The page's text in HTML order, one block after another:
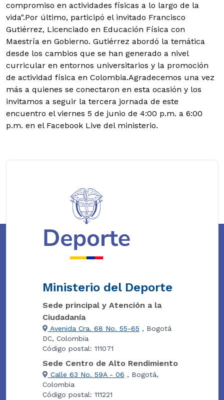
compromiso en actividades físicas a lo largo de la
vida".Por último, participó el invitado Francisco
Gutiérrez, Licenciado en Educación Física con
Maestría en Gobierno. Gutiérrez abordó la temática
desde los cambios que se han generado a nivel
curricular en entornos universitarios y la promoción
de actividad física en Colombia.Agradecemos una vez
más a quienes se conectaron en esta ocasión y los
invitamos a seguir la tercera jornada de este
encuentro el viernes 5 de junio de 4:00 p.m. a 6:00
p.m. en el Facebook Live del ministerio.
Ministerio del Deporte
Sede principal y Atención a la
Ciudadanía
Avenida Cra. 68 No. 55-65 , Bogotá
DC, Colombia
Código postal: 111071
Sede Centro de Alto Rendimiento
Calle 63 No. 59A - 06 , Bogotá,
Colombia
Código postal: 111221